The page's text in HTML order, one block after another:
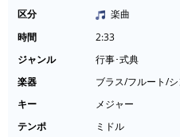
区分
楽曲
時間
2:33
ジャンル
行事･式典
楽器
ブラス/フルート/
キー
メジャー
テンポ
ミドル